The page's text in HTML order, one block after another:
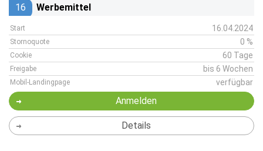
16 Werbemittel
Start 16.04.2024
Stornoquote 0 %
Cookie 60 Tage
Freigabe bis 6 Wochen
Mobil-Landingpage verfügbar
Anmelden
Details